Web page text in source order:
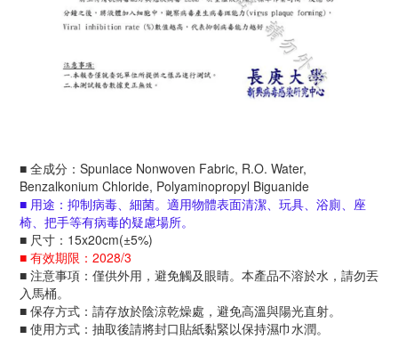
■ 全成分：Spunlace Nonwoven Fabric, R.O. Water,
Benzalkonium Chloride, Polyaminopropyl Biguanide
■ 用途：抑制病毒、細菌。適用物體表面清潔、玩具、浴廁、座
椅、把手等有病毒的疑慮場所。
■ 尺寸：15x20cm(±5%)
■ 有效期限：2028/3
■ 注意事項：僅供外用，避免觸及眼睛。本產品不溶於水，請勿丟
入馬桶。
■ 保存方式：請存放於陰涼乾燥處，避免高溫與陽光直射。
■ 使用方式：抽取後請將封口貼紙黏緊以保持濕巾水潤。